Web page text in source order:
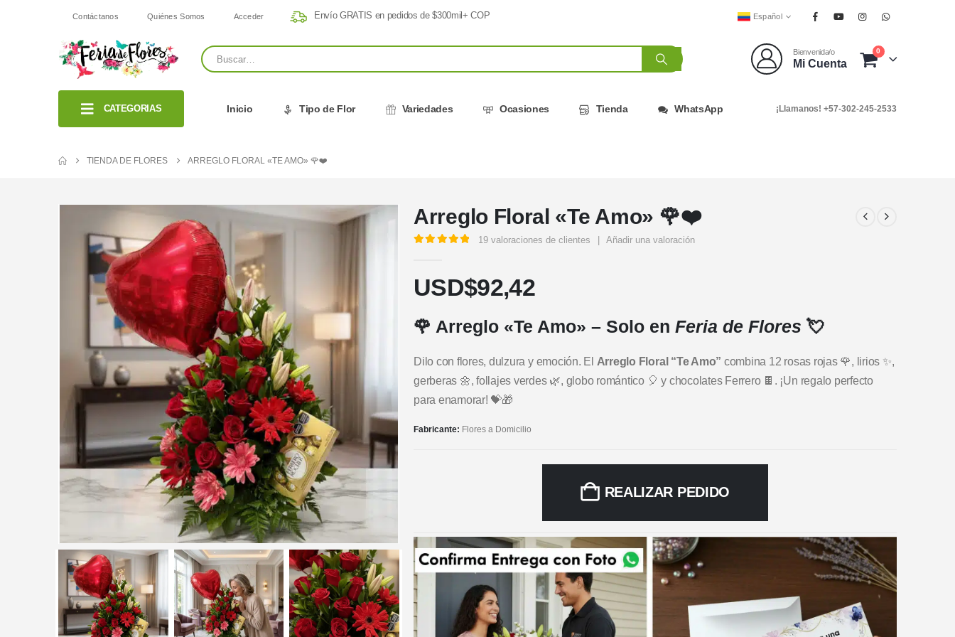
Contáctanos Quiénes Somos Acceder Envío GRATIS en pedidos de $300mil+ COP Español
Bienvenida/o
Mi Cuenta
0
CATEGORIAS Inicio Tipo de Flor Variedades Ocasiones Tienda WhatsApp ¡Llamanos! +57-302-245-2533
TIENDA DE FLORES ARREGLO FLORAL «TE AMO» 🌹❤️
Arreglo Floral «Te Amo» 🌹❤️
19 valoraciones de clientes Añadir una valoración
USD$92,42
🌹 Arreglo «Te Amo» – Solo en Feria de Flores 💘
Dilo con flores, dulzura y emoción. El Arreglo Floral “Te Amo” combina 12 rosas rojas 🌹, lirios ✨,
gerberas 🌼, follajes verdes 🌿, globo romántico 🎈 y chocolates Ferrero 🍫. ¡Un regalo perfecto
para enamorar! 💝🎁
Fabricante: Flores a Domicilio
REALIZAR PEDIDO